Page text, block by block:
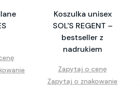
Koszulka unisex
SOL'S REGENT –
bestseller z
nadrukiem
Zapytaj o cenę
Zapytaj o znakowanie